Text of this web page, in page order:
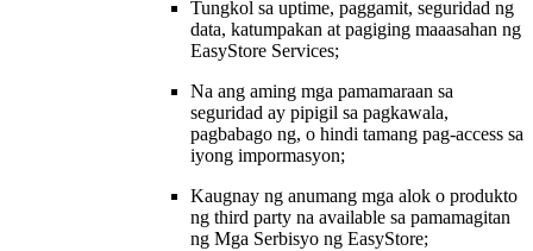
Tungkol sa uptime, paggamit, seguridad ng
data, katumpakan at pagiging maaasahan ng
EasyStore Services;
Na ang aming mga pamamaraan sa
seguridad ay pipigil sa pagkawala,
pagbabago ng, o hindi tamang pag-access sa
iyong impormasyon;
Kaugnay ng anumang mga alok o produkto
ng third party na available sa pamamagitan
ng Mga Serbisyo ng EasyStore;